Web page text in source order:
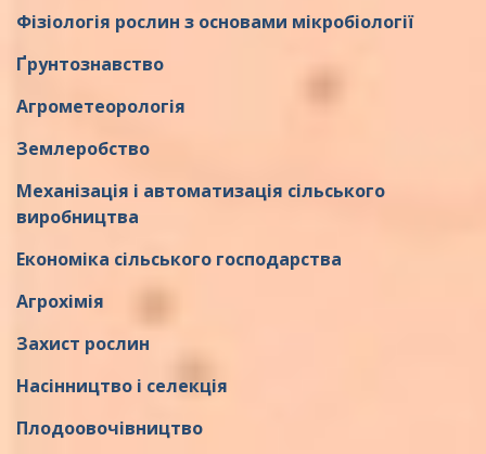
Фізіологія рослин з основами мікробіології
Ґрунтознавство
Агрометеорологія
Землеробство
Механізація і автоматизація сільського
виробництва
Економіка сільського господарства
Агрохімія
Захист рослин
Насінництво і селекція
Плодоовочівництво